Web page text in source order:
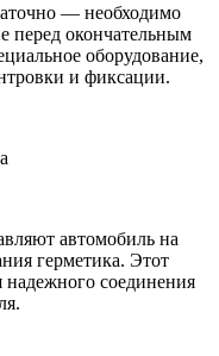
— необходимо
перед окончательным
оборудование,
и фиксации.
автомобиль на
герметика. Этот
соединения